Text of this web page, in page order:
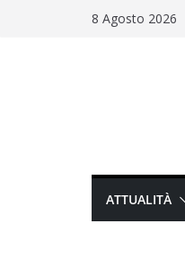
8 Agosto 2026
ATTUALITÀ